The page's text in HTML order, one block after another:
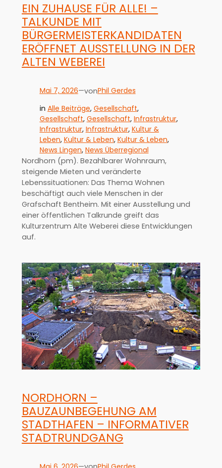
EIN ZUHAUSE FÜR ALLE! –
TALKUNDE MIT
BÜRGERMEISTERKANDIDATEN
ERÖFFNET AUSSTELLUNG IN DER
ALTEN WEBEREI
Mai 7, 2026—vonPhil Gerdes
in Alle Beiträge, Gesellschaft,
Gesellschaft, Gesellschaft, Infrastruktur,
Infrastruktur, Infrastruktur, Kultur &
Leben, Kultur & Leben, Kultur & Leben,
News Lingen, News Überregional
Nordhorn (pm). Bezahlbarer Wohnraum,
steigende Mieten und veränderte
Lebenssituationen: Das Thema Wohnen
beschäftigt auch viele Menschen in der
Grafschaft Bentheim. Mit einer Ausstellung und
einer öffentlichen Talkrunde greift das
Kulturzentrum Alte Weberei diese Entwicklungen
auf.
NORDHORN –
BAUZAUNBEGEHUNG AM
STADTHAFEN – INFORMATIVER
STADTRUNDGANG